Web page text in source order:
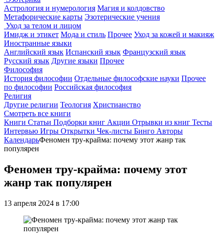
Астрология и нумерология Магия и колдовство
Метафорические карты Эзотерические учения
Уход за телом и лицом
Имидж и этикет Мода и стиль Прочее Уход за кожей и макияж
Иностранные языки
Английский язык Испанский язык Французский язык
Русский язык Другие языки Прочее
Философия
История философии Отдельные философские науки Прочее
по философии Российская философия
Религия
Другие религии Теология Христианство
Смотреть все книги
Книги Статьи Подборки книг Акции Отрывки из книг Тесты
Интервью Игры Открытки Чек-листы Бинго Авторы
КалендарьФеномен тру-крайма: почему этот жанр так
популярен
Феномен тру-крайма: почему этот
жанр так популярен
13 апреля 2024 в 17:00